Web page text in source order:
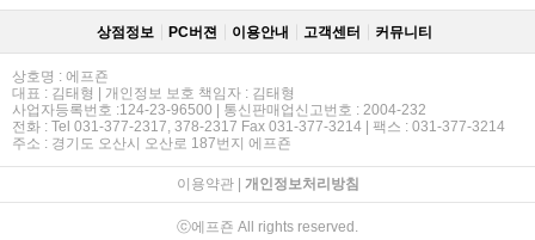
상점정보 PC버젼 이용안내 고객센터 커뮤니티
상호명 : 에프죤
대표 : 김태형 | 개인정보 보호 책임자 : 김태형
사업자등록번호 :124-23-96500 | 통신판매업신고번호 : 2004-232
전화 : Tel 031-377-2317, 378-2317 Fax 031-377-3214 | 팩스 : 031-377-3214
주소 : 경기도 오산시 오산로 187번지 에프죤
이용약관| 개인정보처리방침
ⓒ에프죤 All rights reserved.